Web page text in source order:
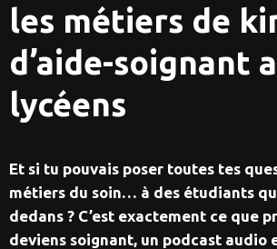
les métiers de
d’aide-soignant
lycéens
Et si tu pouvais poser toutes tes
métiers du soin… à des étudiants
dedans ? C’est exactement ce que
deviens soignant, un podcast audio